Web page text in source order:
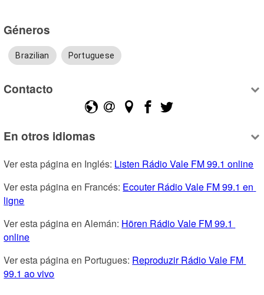
Géneros
Brazilian Portuguese
Contacto
En otros idiomas
Ver esta página en Inglés: Listen Rádio Vale FM 99.1 online
Ver esta página en Francés: Ecouter Rádio Vale FM 99.1 en
ligne
Ver esta página en Alemán: Hören Rádio Vale FM 99.1
online
Ver esta página en Portugues: Reproduzir Rádio Vale FM
99.1 ao vivo